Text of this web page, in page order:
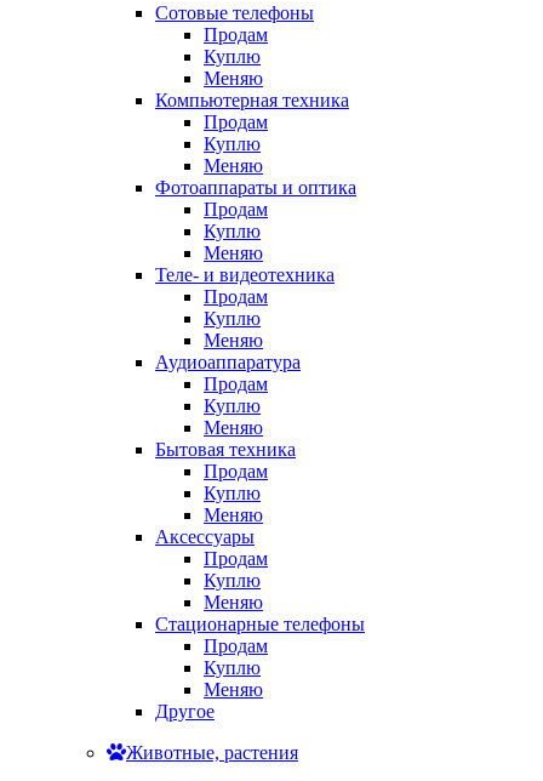
Сотовые телефоны
Продам
Куплю
Меняю
Компьютерная техника
Продам
Куплю
Меняю
Фотоаппараты и оптика
Продам
Куплю
Меняю
Теле- и видеотехника
Продам
Куплю
Меняю
Аудиоаппаратура
Продам
Куплю
Меняю
Бытовая техника
Продам
Куплю
Меняю
Аксессуары
Продам
Куплю
Меняю
Стационарные телефоны
Продам
Куплю
Меняю
Другое
Животные, растения